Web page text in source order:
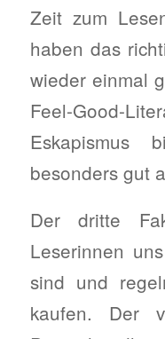
Zeit zum
haben das
wieder einmal
Feel-Good-
Eskapismus
besonders gut
Der dritte
Leserinnen
sind und
kaufen. Der